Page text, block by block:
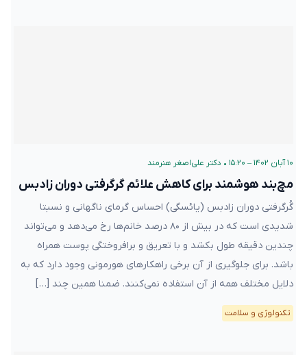
۱۰ آبان ۱۴۰۲ – ۱۵:۲۰ • دکتر علی‌اصغر هنرمند
مچ‌بند هوشمند برای کاهش علائم گرگرفتی دوران زادبس
گُرگرفتی دوران زادبس (یائسگی) احساس گرمای ناگهانی و نسبتا
شدیدی است که در بیش از ۸۰ درصد خانم‌ها رخ می‌دهد و می‌تواند
چندین دقیقه طول بکشد و با تعریق و برافروختگی پوست همراه
باشد. برای جلوگیری از آن برخی راهکارهای هورمونی وجود دارد که به
دلایل مختلف همه از آن استفاده نمی‌کنند. ضمنا همین چند […]
تکنولوژی و سلامت